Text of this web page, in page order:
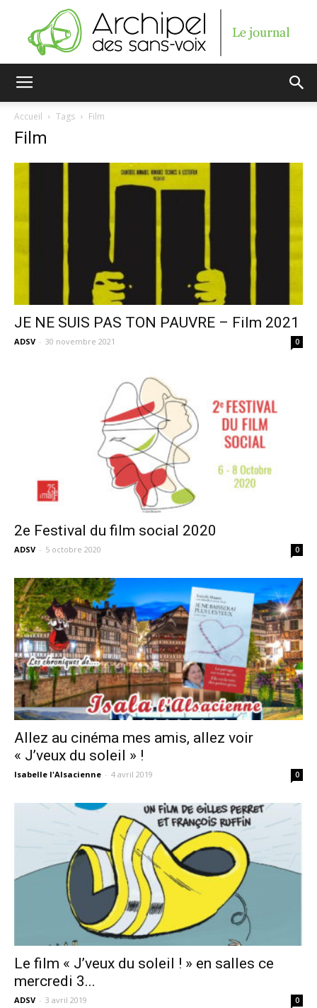
voix
Accueil Tags Film
Film
JE NE SUIS PAS TON PAUVRE – Film 2021
ADSV - 30 novembre 2021 0
2e Festival du film social 2020
ADSV - 5 octobre 2020 0
Allez au cinéma mes amis, allez voir
« J’veux du soleil » !
Isabelle l'Alsacienne - 4 avril 2019 0
Le film « J’veux du soleil ! » en salles ce
mercredi 3...
ADSV - 3 avril 2019 0